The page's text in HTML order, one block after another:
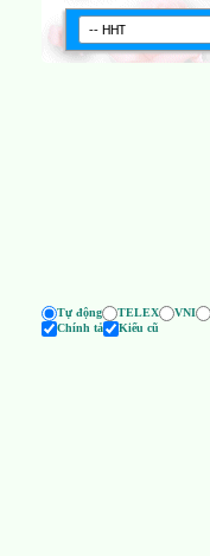
Tự động TELEX VNI
Chính tả
Kiểu cũ